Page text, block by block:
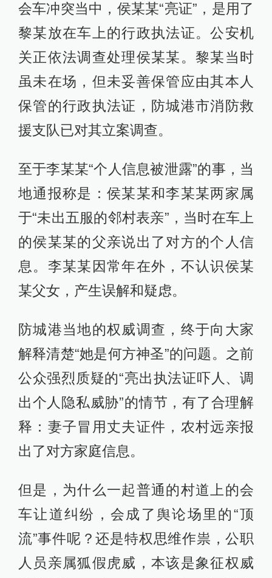
会车冲突当中，侯某某“亮证”，是用了
黎某放在车上的行政执法证。公安机
关正依法调查处理侯某某。黎某当时
虽未在场，但未妥善保管应由其本人
保管的行政执法证，防城港市消防救
援支队已对其立案调查。
至于李某某“个人信息被泄露”的事，当
地通报称是：侯某某和李某某两家属
于“未出五服的邻村表亲”，当时在车上
的侯某某的父亲说出了对方的个人信
息。李某某因常年在外，不认识侯某
某父女，产生误解和疑虑。
防城港当地的权威调查，终于向大家
解释清楚“她是何方神圣”的问题。之前
公众强烈质疑的“亮出执法证吓人、调
出个人隐私威胁”的情节，有了合理解
释：妻子冒用丈夫证件，农村远亲报
出了对方家庭信息。
但是，为什么一起普通的村道上的会
车让道纠纷，会成了舆论场里的“顶
流”事件呢？还是特权思维作祟，公职
人员亲属狐假虎威，本该是象征权威